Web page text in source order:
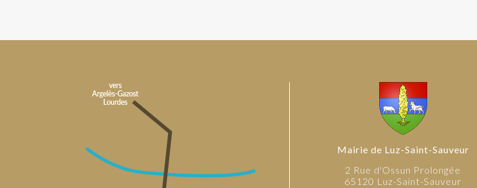
Mairie de Luz-Saint-Sauveur
2 Rue d'Ossun Prolongée
65120 Luz-Saint-Sauveur